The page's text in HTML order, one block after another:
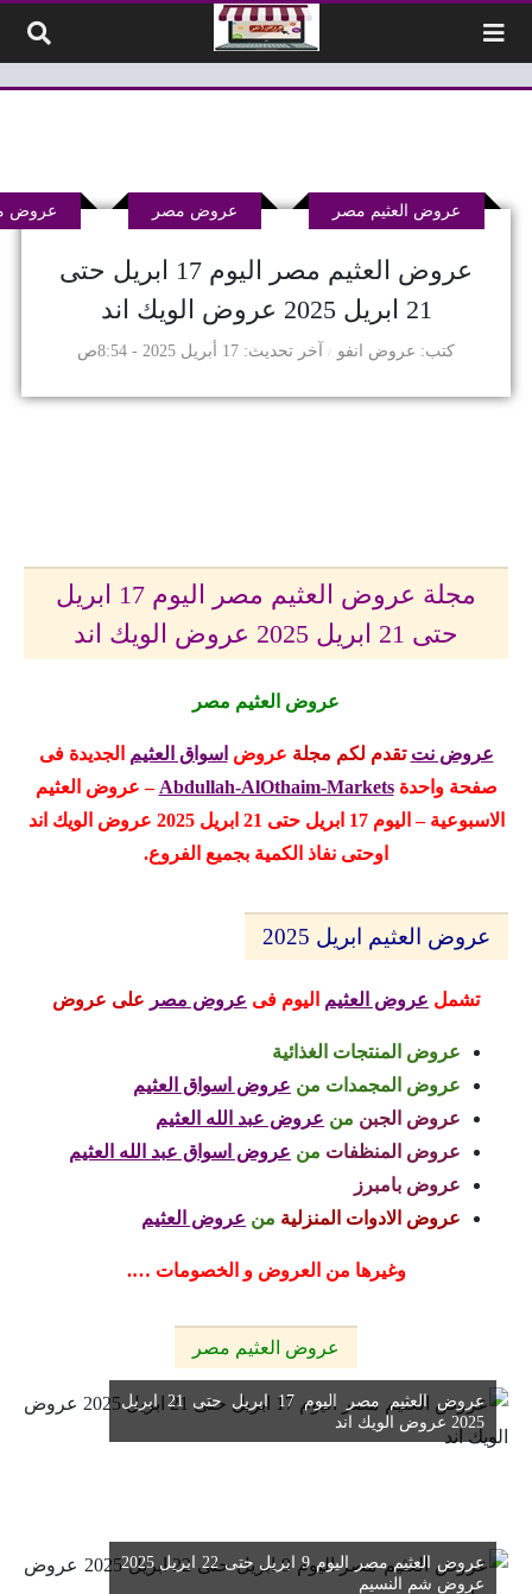
عروض العثيم مصر اليوم 17 ابريل حتى
21 ابريل 2025 عروض الويك اند
كتب عروض انفو
عروض العثيم مصر عروض مصر عروض
آخر تحديث 17 أبريل 2025 - 8:54ص
مجلة عروض العثيم مصر اليوم 17 ابريل
حتى 21 ابريل 2025 عروض الويك اند
عروض العثيم مصر
عروض نت تقدم لكم مجلة عروض اسواق العثيم الجديدة فى
صفحة واحدةAbdullah-AlOthaim-Markets – عروض العثيم
الاسبوعية – اليوم 17 ابريل حتى 21 ابريل 2025 عروض الويك اند
اوحتى نفاذ الكمية بجميع الفروع.
عروض العثيم ابريل 2025
تشمل عروض العثيم اليوم فى عروض مصر على عروض
عروض المنتجات الغذائية
عروض المجمدات من عروض اسواق العثيم
عروض الجبن من عروض عبد الله العثيم
عروض المنظفات من عروض اسواق عبد الله العثيم
عروض بامبرز
عروض الادوات المنزلية من عروض العثيم
وغيرها من العروض و الخصومات ….
عروض العثيم مصر
عروض العثيم مصر اليوم 17 ابريل حتى 21 ابريل
2025 عروض الويك اند
عروض العثيم مصر اليوم 9 ابريل حتى 22 ابريل 2025
عروض شم النسيم